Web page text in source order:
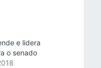
e lidera
o senado